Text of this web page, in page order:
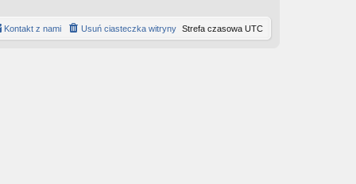
Strefa czasowa UTC
Usuń ciasteczka witryny
Kontakt z nami